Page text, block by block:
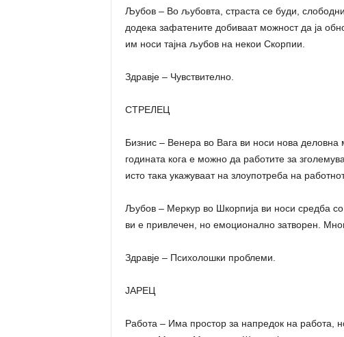
Љубов – Во љубовта, страста се буди,
додека зафатените добиваат можност да ја
им носи тајна љубов на некои Скорпии.
Здравје – Чувствително.
СТРЕЛЕЦ
Бизнис – Венера во Вага ви носи нова
годината кога е можно да работите за
исто така укажуваат на злоупотреба на
Љубов – Меркур во Шкорпија ви носи средба со
ви е привлечен, но емоционално затворен.
Здравје – Психолошки проблеми.
ЈАРЕЦ
Работа – Има простор за напредок на работа,